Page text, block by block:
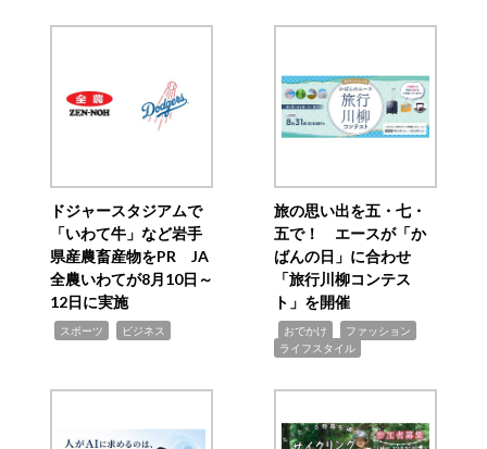
ドジャースタジアムで
「いわて牛」など岩手
県産農畜産物をPR JA
全農いわてが8月10日～
12日に実施
スポーツ ビジネス
旅の思い出を五・七・
五で！ エースが「か
ばんの日」に合わせ
「旅行川柳コンテス
ト」を開催
おでかけ ファッション
ライフスタイル